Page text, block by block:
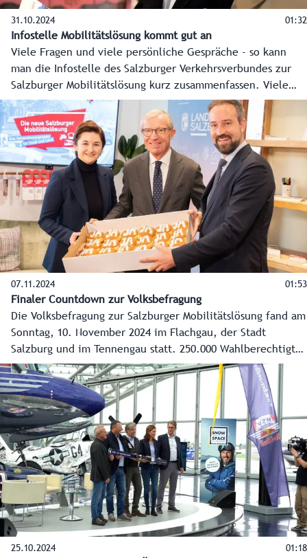
31.10.2024 01:32
Infostelle Mobilitätslösung kommt gut an
Viele Fragen und viele persönliche Gespräche - so kann
man die Infostelle des Salzburger Verkehrsverbundes zur
Salzburger Mobilitätslösung kurz zusammenfassen. Viele
haben dieses Angebot genutzt.
07.11.2024 01:53
Finaler Countdown zur Volksbefragung
Die Volksbefragung zur Salzburger Mobilitätslösung fand am
Sonntag, 10. November 2024 im Flachgau, der Stadt
Salzburg und im Tennengau statt. 250.000 Wahlberechtigte
entschieden sich dabei für oder gegen die geplante
Verkehrslösung für den Salzburger Zentralraum. Die
Spitzen der Landesregierung appellierten am Tag der
Abstimmung noch einmal dafür, „Ja“ zu diesem
„alternativlosen“ Jahrhundertprojekt zu sagen.
25.10.2024 01:18